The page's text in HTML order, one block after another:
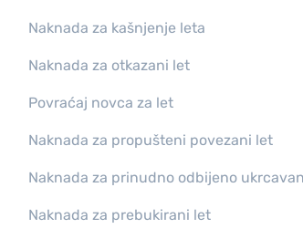
Naknada za kašnjenje leta
Naknada za otkazani let
Povraćaj novca za let
Naknada za propušteni povezani let
Naknada za prinudno odbijeno
Naknada za prebukirani let